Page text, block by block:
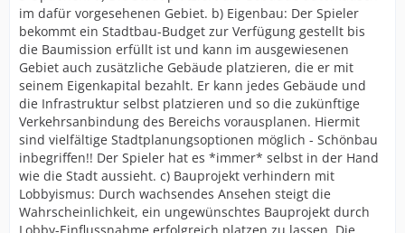
im dafür vorgesehenen Gebiet. b) Eigenbau: Der Spieler
bekommt ein Stadtbau-Budget zur Verfügung gestellt bis
die Baumission erfüllt ist und kann im ausgewiesenen
Gebiet auch zusätzliche Gebäude platzieren, die er mit
seinem Eigenkapital bezahlt. Er kann jedes Gebäude und
die Infrastruktur selbst platzieren und so die zukünftige
Verkehrsanbindung des Bereichs vorausplanen. Hiermit
sind vielfältige Stadtplanungsoptionen möglich - Schönbau
inbegriffen!! Der Spieler hat es *immer* selbst in der Hand
wie die Stadt aussieht. c) Bauprojekt verhindern mit
Lobbyismus: Durch wachsendes Ansehen steigt die
Wahrscheinlichkeit, ein ungewünschtes Bauprojekt durch